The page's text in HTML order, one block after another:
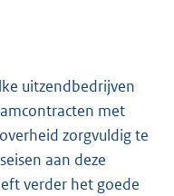
uitzendbedrijven
met
zorgvuldig te
aan deze
verder het goede